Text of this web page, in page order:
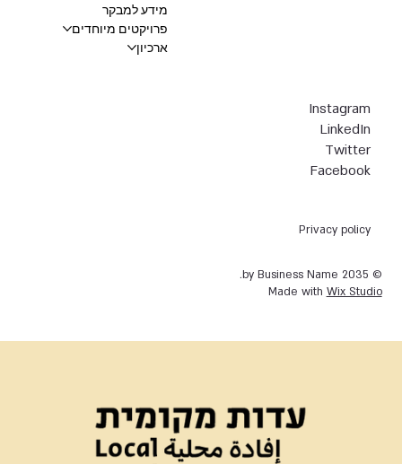
Privacy policy
© 2035 by Business Name.
Made with Wix Studio
Instagram
LinkedIn
Twitter
Facebook
מידע למבקר
פרויקטים מיוחדים
ארכיון